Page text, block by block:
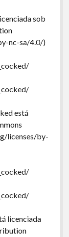
sob
nc-sa/4.0/)
está
licenses/by-
licenciada